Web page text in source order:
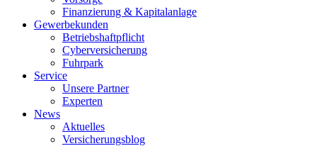
Finanzierung & Kapitalanlage
Gewerbekunden
Betriebshaftpflicht
Cyberversicherung
Fuhrpark
Service
Unsere Partner
Experten
News
Aktuelles
Versicherungsblog